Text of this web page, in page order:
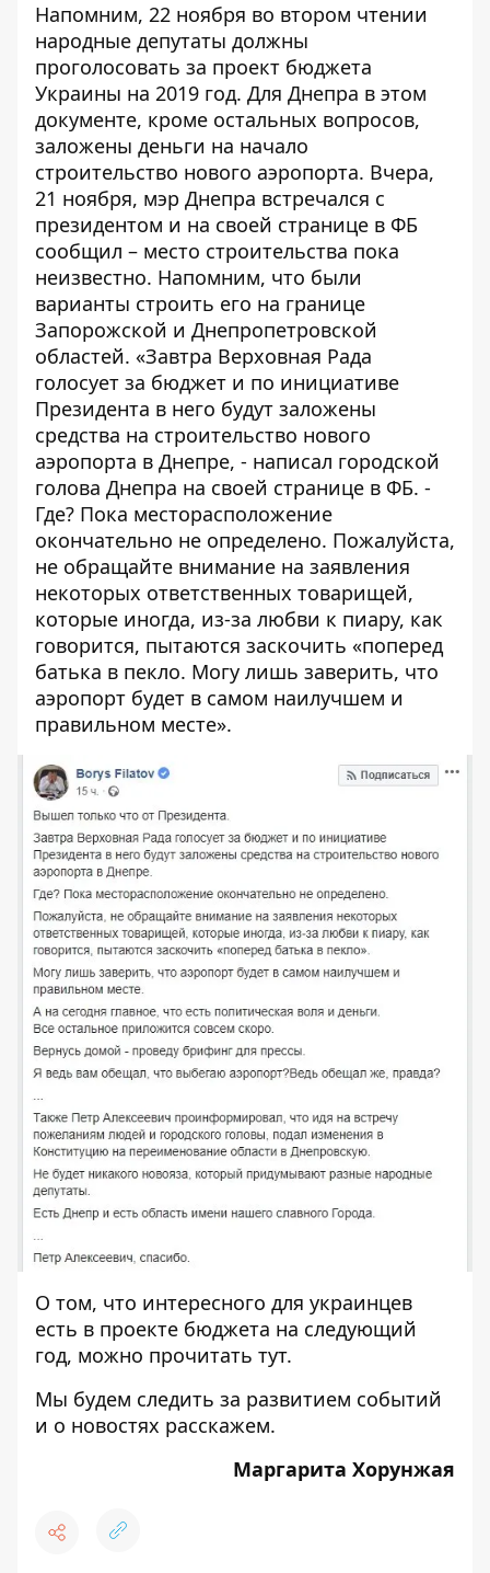
Напомним, 22 ноября во втором чтении
народные депутаты должны
проголосовать за проект бюджета
Украины на 2019 год. Для Днепра в этом
документе, кроме остальных вопросов,
заложены деньги на начало
строительство нового аэропорта. Вчера,
21 ноября, мэр Днепра встречался с
президентом и на своей странице в ФБ
сообщил – место строительства пока
неизвестно. Напомним, что были
варианты строить его на границе
Запорожской и Днепропетровской
областей. «Завтра Верховная Рада
голосует за бюджет и по инициативе
Президента в него будут заложены
средства на строительство нового
аэропорта в Днепре, - написал городской
голова Днепра на своей странице в ФБ. -
Где? Пока месторасположение
окончательно не определено. Пожалуйста,
не обращайте внимание на заявления
некоторых ответственных товарищей,
которые иногда, из-за любви к пиару, как
говорится, пытаются заскочить «поперед
батька в пекло. Могу лишь заверить, что
аэропорт будет в самом наилучшем и
правильном месте».
О том, что интересного для украинцев
есть в проекте бюджета на следующий
год, можно прочитать тут.
Мы будем следить за развитием событий
и о новостях расскажем.
Маргарита Хорунжая